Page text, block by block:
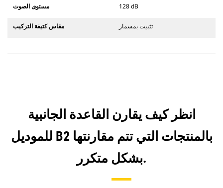
مستوى الصوت 128 dB
مقاس كتيفة التركيب تثبيت بمسمار
انظر كيف يقارن القاعدة الجانبية
للموديل B2 بالمنتجات التي تتم مقارنتها
بشكل متكرر.